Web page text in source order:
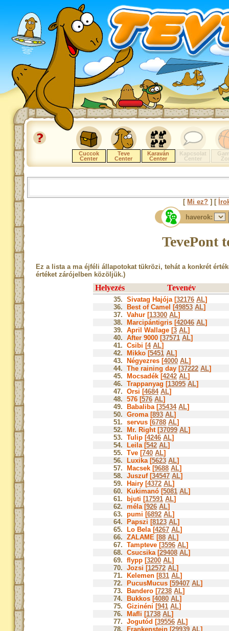
Cuccok
Center
Teve
Center
Karaván
Center
Kapcsolat
Center
[ Mi ez? ] [
haverok:
TevePont
Ez a lista a ma éjféli állapotokat tükrözi, tehát a konkrét
értéket zárójelben közöljük.)
Helyezés Tevenév
35. Sivatag Hajója [32176 AL]
36.
Best of Camel [49853 AL]
37. Vahur [13300 AL]
38.
Marcipántigris [42046 AL]
39. April Wallage [3 AL]
40. After 9000 [37571 AL]
41. Csibi [4 AL]
42.
Mikko [5451 AL]
43.
Négyezres [4000 AL]
44. The raining day [37222 AL]
45.
Mocsadék [4242 AL]
46. Trappanyag [13095 AL]
47. Orsi [4684 AL]
48. 576 [576 AL]
49.
Babaliba [35434 AL]
50. Groma [893 AL]
51. servus [6788 AL]
52.
Mr. Right [37099 AL]
53. Tulip [4246 AL]
54.
Leila [542 AL]
55. Tve [740 AL]
56.
Luxika [5623 AL]
57.
Macsek [9688 AL]
58. Juszuf [34547 AL]
59.
Hairy [4372 AL]
60.
Kukimanó [5081 AL]
61.
bjuti [17591 AL]
62. méla [926 AL]
63. pumi [6892 AL]
64.
Papszi [8123 AL]
65.
Lo Bela [4267 AL]
66. ZALAME [88 AL]
67. Tampteve [3596 AL]
68. Csucsika [29408 AL]
69. flypp [3200 AL]
70. Jozsi [12572 AL]
71.
Kelemen [831 AL]
72.
PucusMucus [59407 AL]
73.
Bandero [7238 AL]
74.
Bukkos [4080 AL]
75. Gizinéni [941 AL]
76.
Mafli [1738 AL]
77. Jogutód [39556 AL]
78.
Frankenstein [29939 AL]